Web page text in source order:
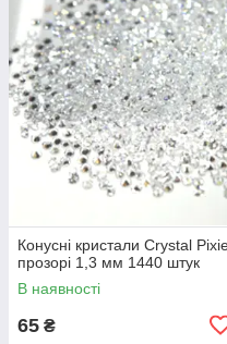
Конусні кристали Crystal
прозорі 1,3 мм 1440 штук
В наявності
65 ₴